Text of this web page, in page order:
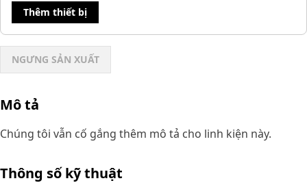
Thêm thiết bị
NGƯNG SẢN XUẤT
Mô tả
Chúng tôi vẫn cố gắng thêm mô tả cho linh kiện này.
Thông số kỹ thuật